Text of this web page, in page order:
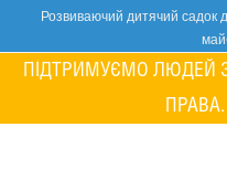
content
Розвиваючий дитячий садок
ПІДТРИМУЄМО ЛЮДЕЙ